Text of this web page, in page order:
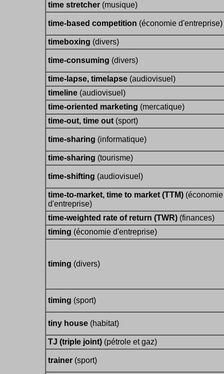
time stretcher (musique)
time-based competition (économie d'entreprise)
timeboxing (divers)
time-consuming (divers)
time-lapse, timelapse (audiovisuel)
timeline (audiovisuel)
time-oriented marketing (mercatique)
time-out, time out (sport)
time-sharing (informatique)
time-sharing (tourisme)
time-shifting (audiovisuel)
time-to-market, time to market (TTM) (économie
d'entreprise)
time-weighted rate of return (TWR) (finances)
timing (économie d'entreprise)
timing (divers)
timing (sport)
tiny house (habitat)
TJ (triple joint) (pétrole et gaz)
trainer (sport)